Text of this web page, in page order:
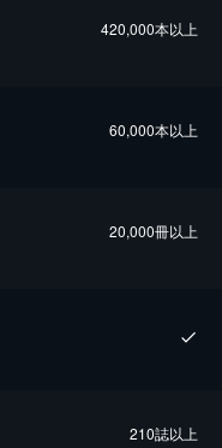
420,000本以上
60,000本以上
20,000冊以上
210誌以上